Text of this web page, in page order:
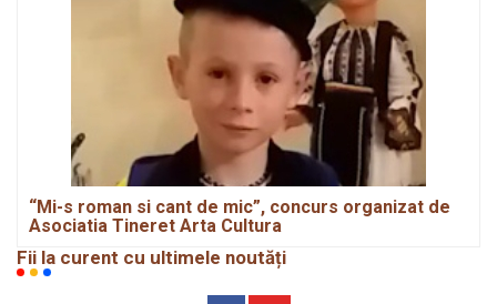
“Mi-s roman si cant de mic”, concurs organizat de
Asociatia Tineret Arta Cultura
Fii la curent cu ultimele noutăți